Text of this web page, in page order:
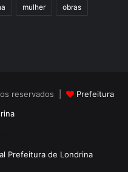
mulher obras
reservados |
Prefeitura
Prefeitura de Londrina